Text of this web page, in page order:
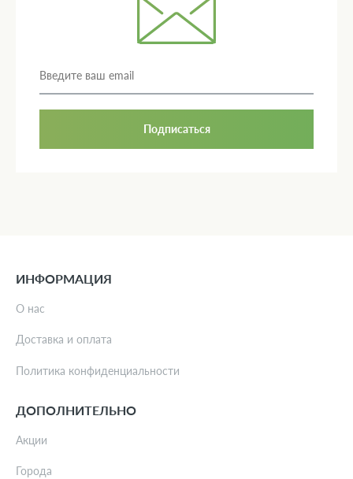
Подписаться
ИНФОРМАЦИЯ
О нас
Доставка и оплата
Политика конфиденциальности
ДОПОЛНИТЕЛЬНО
Акции
Города